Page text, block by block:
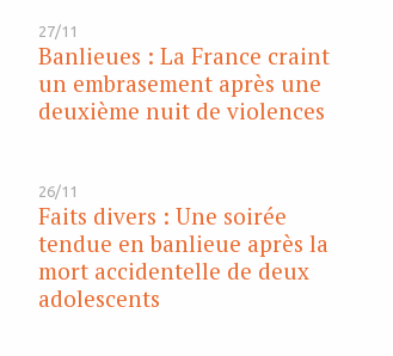
27/11
Banlieues : La France craint
un embrasement après une
deuxième nuit de violences
26/11
Faits divers : Une soirée
tendue en banlieue après la
mort accidentelle de deux
adolescents